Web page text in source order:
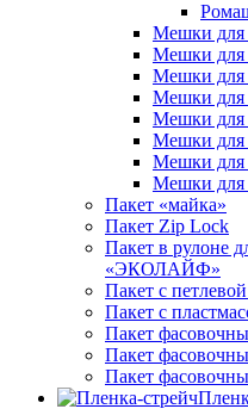
Мешки
Мешки для
Мешки для
Мешки для
Мешки для
Мешки для
Мешки для
Мешки
Пакет «майка»
Пакет Zip Lock
Пакет в рулоне
«ЭКОЛАЙФ»
Пакет с
Пакет с
Пакет
Пакет
Пакет